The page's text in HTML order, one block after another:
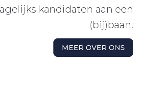
kandidaten aan een
(bij)baan.
MEER OVER ONS